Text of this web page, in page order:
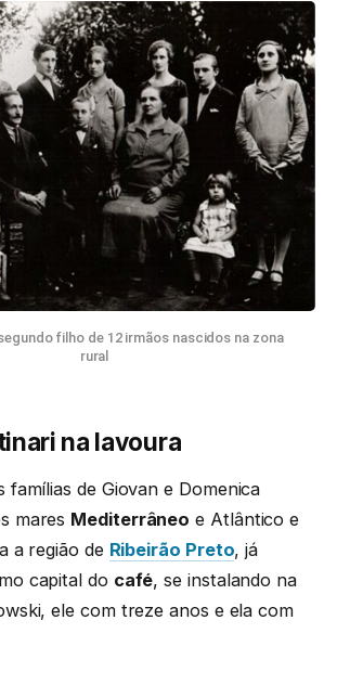
filho de 12 irmãos nascidos na zona
rural
na lavoura
famílias de Giovan e Domenica
mares Mediterrâneo e Atlântico e
a região de Ribeirão Preto, já
capital do café, se instalando na
ele com treze anos e ela com